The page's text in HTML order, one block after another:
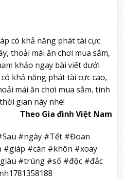
có khả năng phát tài cực
thoải mái ăn chơi mua sắm,
khảo ngay bài viết dưới
khả năng phát tài cực cao,
mái ăn chơi mua sắm, tình
gian này nhé!
Theo Gia đình Việt Nam
#ngày #Tết #Đoan
#càn #khôn #xoay
#trúng #số #độc #đắc